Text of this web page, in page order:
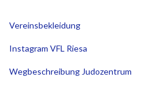
Vereinsbekleidung
Instagram VFL Riesa
Wegbeschreibung Judozentrum